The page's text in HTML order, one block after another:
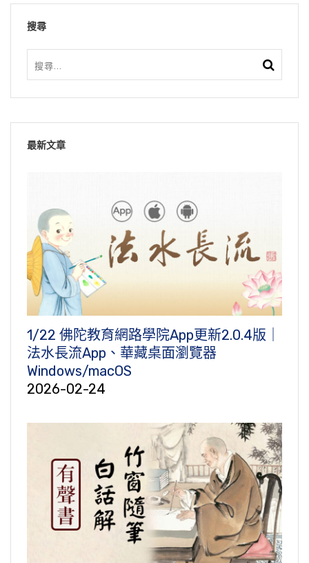
搜尋
最新文章
1/22 佛陀教育網路學院App更新2.0.4版｜
法水長流App、華藏桌面瀏覽器
Windows/macOS
2026-02-24